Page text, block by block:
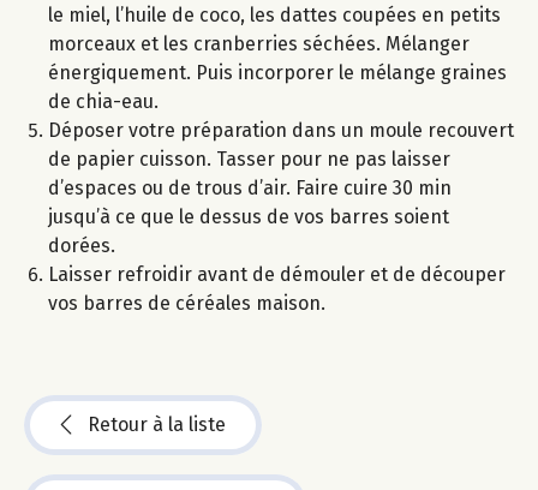
le miel, l’huile de coco, les dattes coupées en petits
morceaux et les cranberries séchées. Mélanger
énergiquement. Puis incorporer le mélange graines
de chia-eau.
Déposer votre préparation dans un moule recouvert
de papier cuisson. Tasser pour ne pas laisser
d’espaces ou de trous d’air. Faire cuire 30 min
jusqu’à ce que le dessus de vos barres soient
dorées.
Laisser refroidir avant de démouler et de découper
vos barres de céréales maison.
Retour à la liste